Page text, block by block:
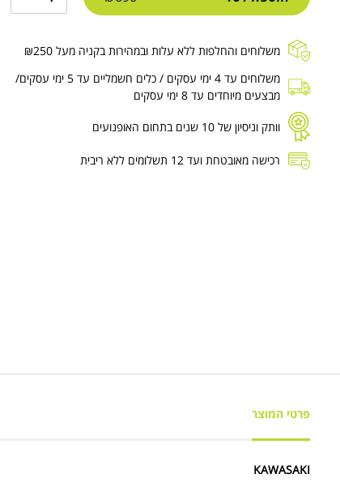
משלוחים והחלפות ללא עלות ובמהירות בקניה מעל ₪250
משלוחים עד 4 ימי עסקים / כלים חשמליים עד 5 ימי עסקים/
מבצעים מיוחדים עד 8 ימי עסקים
וותק וניסיון של 10 שנים בתחום האופנועים
רכישה מאובטחת ועד 12 תשלומים ללא ריבית
פרטי המוצר
KAWASAKI